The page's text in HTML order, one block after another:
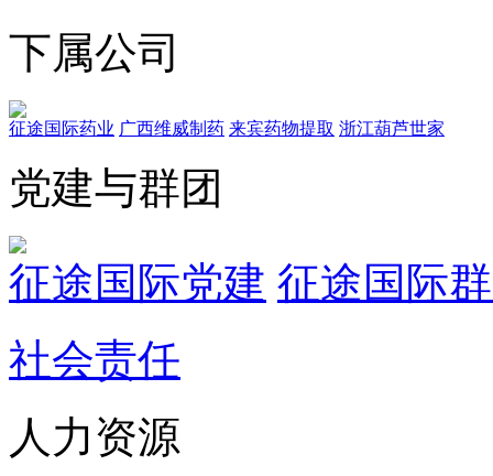
下属公司
征途国际药业 广西维威制药 来宾药物提取 浙江葫芦世家
党建与群团
征途国际党建 征途国际
社会责任
人力资源